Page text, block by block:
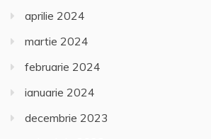
aprilie 2024
martie 2024
februarie 2024
ianuarie 2024
decembrie 2023